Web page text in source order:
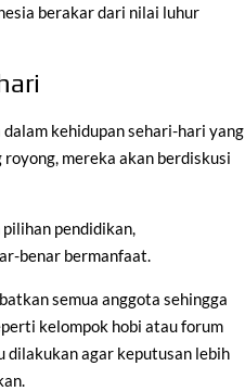
berakar dari nilai luhur
kehidupan sehari-hari yang
mereka akan berdiskusi
pendidikan,
benar bermanfaat.
semua anggota sehingga
kelompok hobi atau forum
dilakukan agar keputusan lebih